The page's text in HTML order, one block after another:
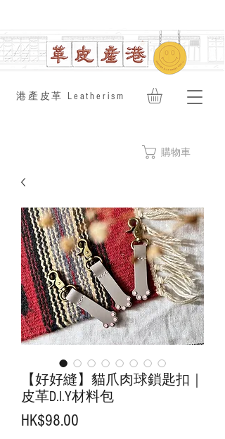
​港產皮革 Leatherism
購物車
【好好縫】貓爪肉球鎖匙扣｜
皮革D.I.Y材料包
HK$98.00